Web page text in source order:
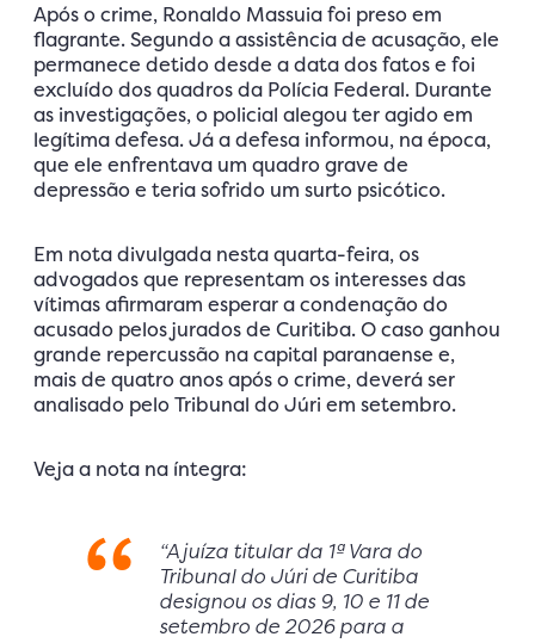
Após o crime, Ronaldo Massuia foi preso em
flagrante. Segundo a assistência de acusação, ele
permanece detido desde a data dos fatos e foi
excluído dos quadros da Polícia Federal. Durante
as investigações, o policial alegou ter agido em
legítima defesa. Já a defesa informou, na época,
que ele enfrentava um quadro grave de
depressão e teria sofrido um surto psicótico.
Em nota divulgada nesta quarta-feira, os
advogados que representam os interesses das
vítimas afirmaram esperar a condenação do
acusado pelos jurados de Curitiba. O caso ganhou
grande repercussão na capital paranaense e,
mais de quatro anos após o crime, deverá ser
analisado pelo Tribunal do Júri em setembro.
Veja a nota na íntegra:
“A juíza titular da 1ª Vara do
Tribunal do Júri de Curitiba
designou os dias 9, 10 e 11 de
setembro de 2026 para a